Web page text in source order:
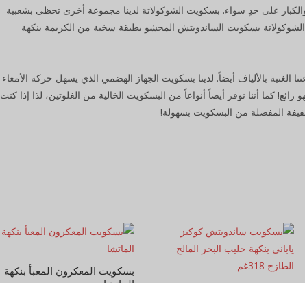
على حدٍ سواء. بسكويت الشوكولاتة لدينا مجموعة أخرى تحظى بشعبية
الشوكولاتة بسكويت الساندويتش المحشو بطبقة سخية من الكريمة بنكهة
بالألياف أيضاً. لدينا بسكويت الجهاز الهضمي الذي يسهل حركة الأمعاء
كما أننا نوفر أيضاً أنواعاً من البسكويت الخالية من الغلوتين، لذا إذا كنت
المفضلة من البسكويت بسهولة!
بسكويت المعكرون المعبأ بنكهة